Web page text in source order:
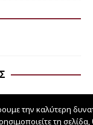
την καλύτερη
τη σελίδα,